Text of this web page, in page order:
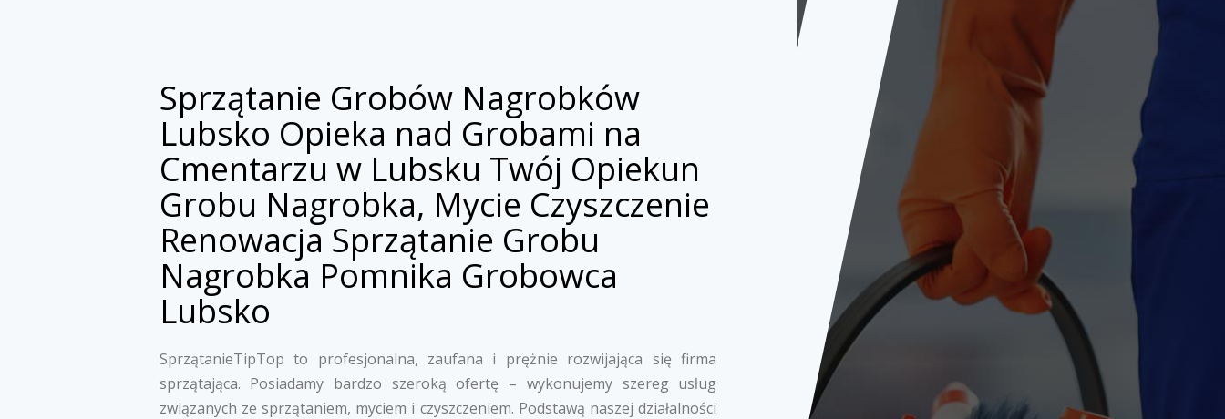
Sprzątanie Grobów Nagrobków
Lubsko Opieka nad Grobami na
Cmentarzu w Lubsku Twój Opiekun
Grobu Nagrobka, Mycie Czyszczenie
Renowacja Sprzątanie Grobu
Nagrobka Pomnika Grobowca
Lubsko
SprzątanieTipTop to profesjonalna, zaufana i prężnie rozwijająca się firma
sprzątająca. Posiadamy bardzo szeroką ofertę – wykonujemy szereg usług
związanych ze sprzątaniem, myciem i czyszczeniem. Podstawą naszej działalności